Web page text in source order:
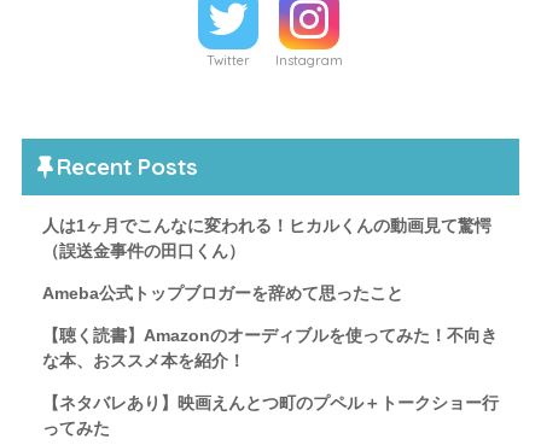
Twitter Instagram
Recent Posts
人は1ヶ月でこんなに変われる！ヒカルくんの動画見て驚愕
（誤送金事件の田口くん）
Ameba公式トップブロガーを辞めて思ったこと
【聴く読書】Amazonのオーディブルを使ってみた！不向き
な本、おススメ本を紹介！
【ネタバレあり】映画えんとつ町のプペル＋トークショー行
ってみた